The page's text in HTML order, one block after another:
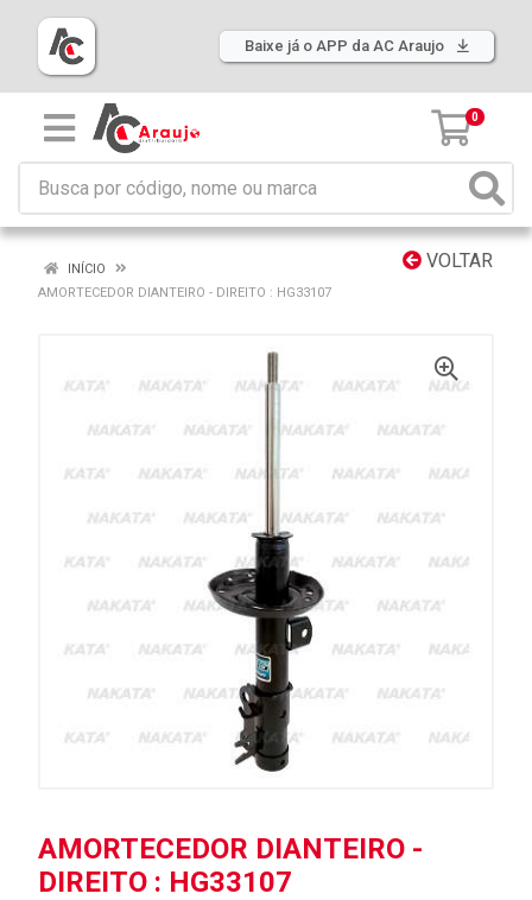
Baixe já o APP da AC Araujo
0
VOLTAR
INÍCIO
AMORTECEDOR DIANTEIRO - DIREITO : HG33107
AMORTECEDOR DIANTEIRO -
DIREITO : HG33107